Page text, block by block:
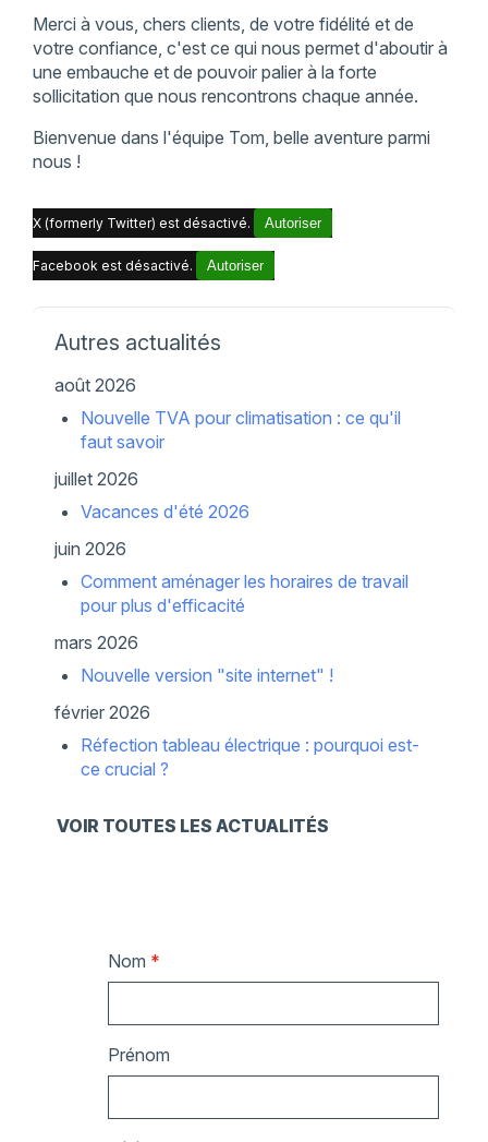
Merci à vous, chers clients, de votre fidélité et de
votre confiance, c'est ce qui nous permet d'aboutir à
une embauche et de pouvoir palier à la forte
sollicitation que nous rencontrons chaque année.
Bienvenue dans l'équipe Tom, belle aventure parmi
nous !
X (formerly Twitter) est désactivé. Autoriser
Facebook est désactivé. Autoriser
Autres actualités
août 2026
Nouvelle TVA pour climatisation : ce qu'il
faut savoir
juillet 2026
Vacances d'été 2026
juin 2026
Comment aménager les horaires de travail
pour plus d'efficacité
mars 2026
Nouvelle version "site internet" !
février 2026
Réfection tableau électrique : pourquoi est-
ce crucial ?
VOIR TOUTES LES ACTUALITÉS
Nom *
Prénom